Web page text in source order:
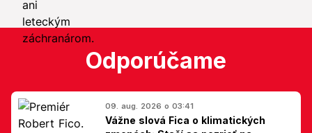
Odporúčame
09. aug. 2026 o 03:41
Vážne slová Fica o klimatických